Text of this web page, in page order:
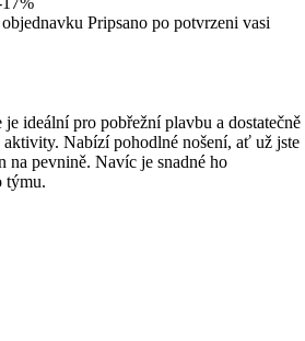
Pripsano po potvrzeni vasi
ideální pro pobřežní plavbu a dostatečně
aktivity. Nabízí pohodlné nošení, ať už jste
na pevnině. Navíc je snadné ho
týmu.